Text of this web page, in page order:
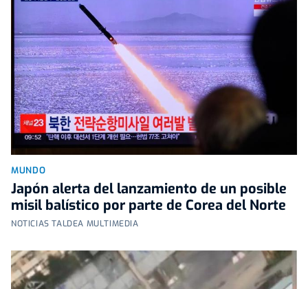
MUNDO
Japón alerta del lanzamiento de un posible
misil balístico por parte de Corea del Norte
NOTICIAS TALDEA MULTIMEDIA